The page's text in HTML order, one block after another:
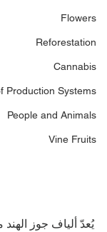
Flowers
Reforestation
Cannabis
Production Systems
People and Animals
Vine Fruits
يُعدّ ألياف جوز